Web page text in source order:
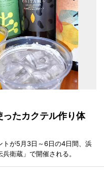
たカクテル作り体
トが5月3日～6日の4日間、浜
衛蔵」で開催される。